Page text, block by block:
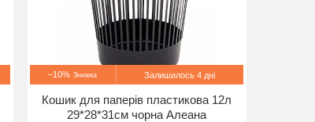
–10% Залишилось 4 дні
Кошик для паперів пластикова 12л
29*28*31см чорна Алеана